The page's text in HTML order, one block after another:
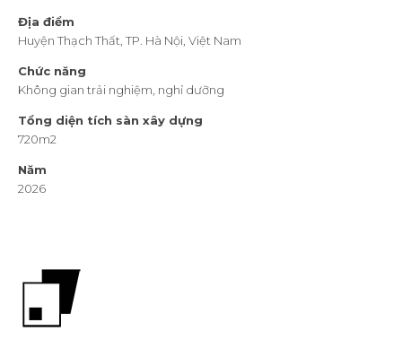
Địa điểm
Huyện Thạch Thất, TP. Hà Nội, Việt Nam
Chức năng
Không gian trải nghiệm, nghỉ dưỡng
Tổng diện tích sàn xây dựng
720m2
Năm
2026